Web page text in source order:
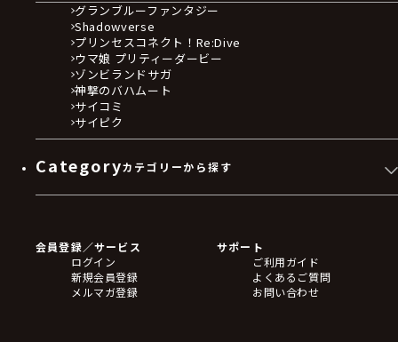
グランブルーファンタジー
Shadowverse
プリンセスコネクト！Re:Dive
ウマ娘 プリティーダービー
ゾンビランドサガ
神撃のバハムート
サイコミ
サイピク
Categoryカテゴリーから探す
フィギュア
アクリルスタンド
バッジ
キーホルダー・ストラップ
会員登録／サービス
ログイン
新規会員登録
メルマガ登録
サポート
ご利用ガイド
よくあるご質問
お問い合わせ